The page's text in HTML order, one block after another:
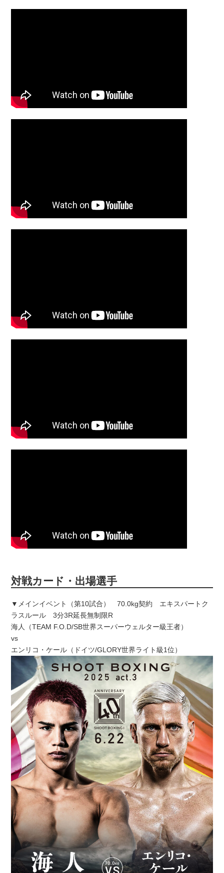
対戦カード・出場選手
▼メインイベント（第10試合） 70.0kg契約 エキスパートク
ラスルール 3分3R延長無制限R
海人（TEAM F.O.D/SB世界スーパーウェルター級王者）
vs
エンリコ・ケール（ドイツ/GLORY世界ライト級1位）